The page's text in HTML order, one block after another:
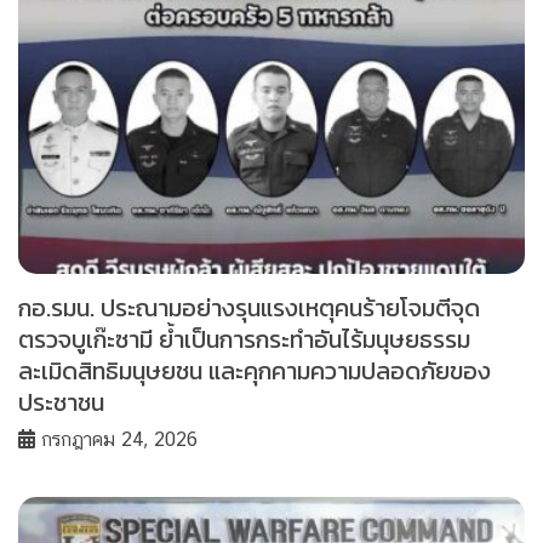
กอ.รมน. ประณามอย่างรุนแรงเหตุคนร้ายโจมตีจุด
ตรวจบูเก๊ะซามี ย้ำเป็นการกระทำอันไร้มนุษยธรรม
ละเมิดสิทธิมนุษยชน และคุกคามความปลอดภัยของ
ประชาชน
กรกฎาคม 24, 2026